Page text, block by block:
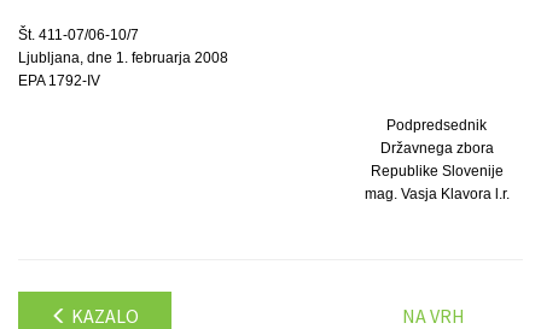
Št. 411-07/06-10/7
Ljubljana, dne 1. februarja 2008
EPA 1792-IV
Podpredsednik
Državnega zbora
Republike Slovenije
mag. Vasja Klavora l.r.
KAZALO NA VRH